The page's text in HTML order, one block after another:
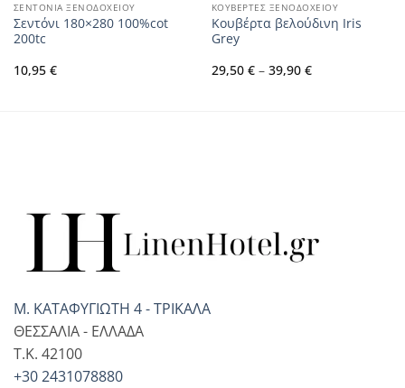
ΣΕΝΤΟΝΙΑ ΞΕΝΟΔΟΧΕΙΟΥ
Σεντόνι 180×280 100%cot
200tc
10,95 €
ΚΟΥΒΕΡΤΕΣ ΞΕΝΟΔΟΧΕΙΟΥ
Κουβέρτα βελούδινη Iris
Grey
29,50 € – 39,90 €Price
Μ. ΚΑΤΑΦΥΓΙΩΤΗ 4 - ΤΡΙΚΑΛΑ
ΘΕΣΣΑΛΙΑ - ΕΛΛΑΔΑ
T.K. 42100
+30 2431078880